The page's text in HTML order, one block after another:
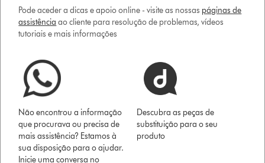
Pode aceder a dicas e apoio online - visite as nossas páginas de
assistência ao cliente para resolução de problemas, vídeos
tutoriais e mais informações
Não encontrou a informação
que procurava ou precisa de
mais assistência? Estamos à
sua disposição para o ajudar.
Inicie uma conversa no
Descubra as peças de
substituição para o seu
produto